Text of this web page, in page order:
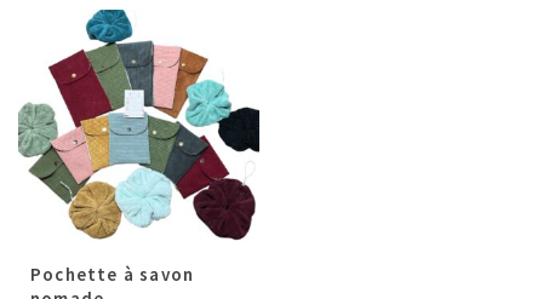
Pochette à savon